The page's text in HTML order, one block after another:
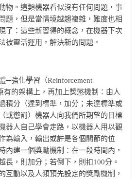
物。這類機器看似沒有任何問題，事
題，但是當情境越趨複雜，難度也相
了：這些新習得的概念，在機器下次
被靈活運用，解決新的問題。
─強化學習（Reinforcement
有的架構上，再加上獎懲機制：由人
積分（達到標準，加分；未達標準或
或懲罰）機器人向我們所期望的目標
器人自己學會走路，以機器人用以觀
為輸入，輸出或許是各個關節的位
內建一個獎勵機制：在一段時間內，
長，則加分；若倒下，則扣100分。
互動以及人類預先設定的獎勵機制，